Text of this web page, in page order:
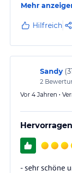
- toller
Mehr
Hilfreich
Sandy (
2
Vor 4 Jahren •
- sehr schöne